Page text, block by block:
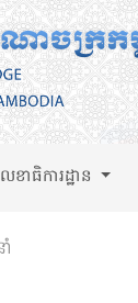
ខាធិការដ្ឋាន